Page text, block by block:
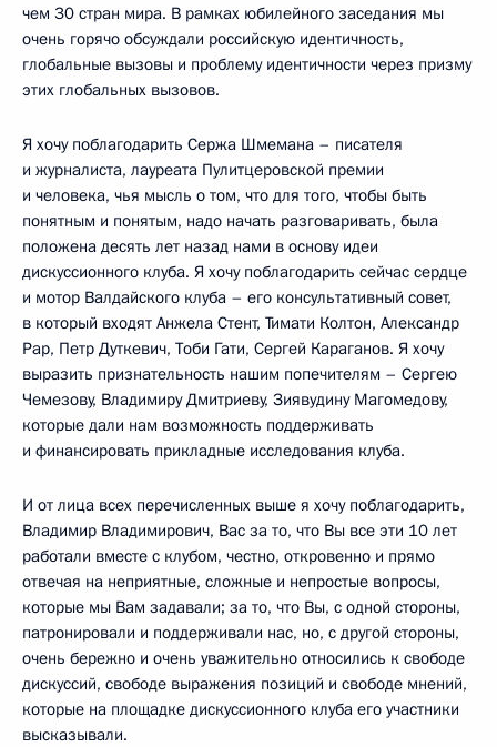
чем 30 стран мира. В рамках юбилейного заседания мы
очень горячо обсуждали российскую идентичность,
глобальные вызовы и проблему идентичности через призму
этих глобальных вызовов.
Я хочу поблагодарить Сержа Шмемана – писателя
и журналиста, лауреата Пулитцеровской премии
и человека, чья мысль о том, что для того, чтобы быть
понятным и понятым, надо начать разговаривать, была
положена десять лет назад нами в основу идеи
дискуссионного клуба. Я хочу поблагодарить сейчас сердце
и мотор Валдайского клуба – его консультативный совет,
в который входят Анжела Стент, Тимати Колтон, Александр
Рар, Петр Дуткевич, Тоби Гати, Сергей Караганов. Я хочу
выразить признательность нашим попечителям – Сергею
Чемезову, Владимиру Дмитриеву, Зиявудину Магомедову,
которые дали нам возможность поддерживать
и финансировать прикладные исследования клуба.
И от лица всех перечисленных выше я хочу поблагодарить,
Владимир Владимирович, Вас за то, что Вы все эти 10 лет
работали вместе с клубом, честно, откровенно и прямо
отвечая на неприятные, сложные и непростые вопросы,
которые мы Вам задавали; за то, что Вы, с одной стороны,
патронировали и поддерживали нас, но, с другой стороны,
очень бережно и очень уважительно относились к свободе
дискуссий, свободе выражения позиций и свободе мнений,
которые на площадке дискуссионного клуба его участники
высказывали.